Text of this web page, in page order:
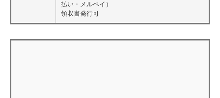
払い・メルペイ）
領収書発行可